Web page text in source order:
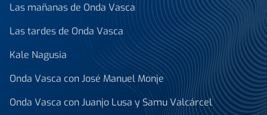
Las mañanas de Onda Vasca
Las tardes de Onda Vasca
Kale Nagusia
Onda Vasca con José Manuel Monje
Onda Vasca con Juanjo Lusa y Samu Valcárcel